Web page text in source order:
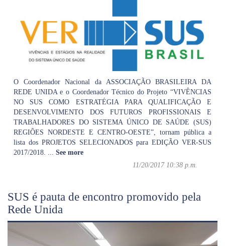
O Coordenador Nacional da ASSOCIAÇÃO BRASILEIRA DA
REDE UNIDA e o Coordenador Técnico do Projeto “VIVÊNCIAS
NO SUS COMO ESTRATÉGIA PARA QUALIFICAÇÃO E
DESENVOLVIMENTO DOS FUTUROS PROFISSIONAIS E
TRABALHADORES DO SISTEMA ÚNICO DE SAÚDE (SUS)
REGIÕES NORDESTE E CENTRO-OESTE”, tornam pública a
lista dos PROJETOS SELECIONADOS para EDIÇÃO VER-SUS
2017/2018. ... See more
11/20/2017 10:38 p.m.
SUS é pauta de encontro promovido pela
Rede Unida